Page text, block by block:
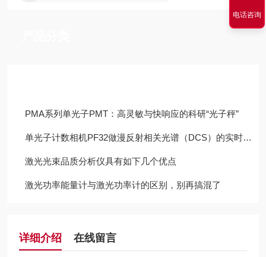
PMA系列单光子PMT：高灵敏与快响应的科研“光子秤”
单光子计数相机PF32做漫反射相关光谱（DCS）的实时测量
激光光束品质分析仪具有如下几个优点
激光功率能量计与激光功率计的区别，别再搞混了
详细介绍 在线留言
电话咨询